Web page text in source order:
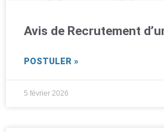
Avis de Recrutement
POSTULER »
5 février 2026